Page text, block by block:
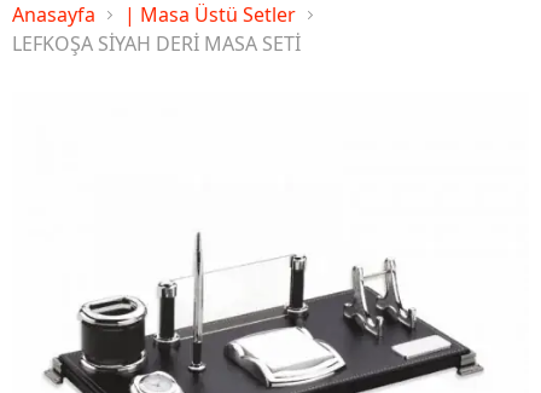
Anasayfa
| Masa Üstü Setler
LEFKOŞA SİYAH DERİ MASA SETİ